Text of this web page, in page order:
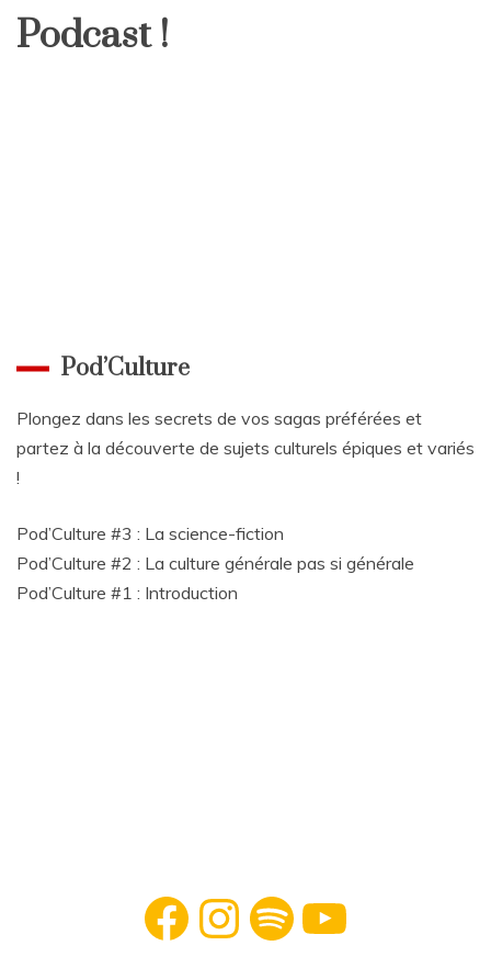
Podcast !
Pod’Culture
Plongez dans les secrets de vos sagas préférées et
partez à la découverte de sujets culturels épiques et variés
!
Pod’Culture #3 : La science-fiction
Pod’Culture #2 : La culture générale pas si générale
Pod’Culture #1 : Introduction
Facebook InstagramSpotify YouTube